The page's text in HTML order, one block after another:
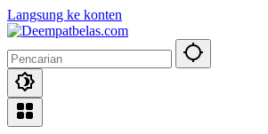
Langsung ke konten